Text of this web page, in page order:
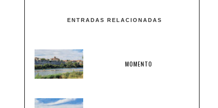
ENTRADAS RELACIONADAS
MOMENTO